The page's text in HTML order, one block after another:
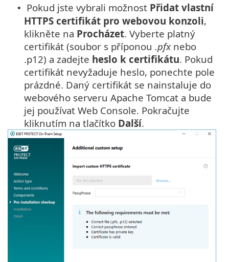
• Pokud jste vybrali možnost Přidat vlastní
HTTPS certifikát pro webovou konzoli,
klikněte na Procházet. Vyberte platný
certifikát (soubor s příponou .pfxnebo
.p12) a zadejte heslo k certifikátu. Pokud
certifikát nevyžaduje heslo, ponechte pole
prázdné. Daný certifikát se nainstaluje do
webového serveru Apache Tomcat a bude
jej používat Web Console. Pokračujte
kliknutím na tlačítko Další.